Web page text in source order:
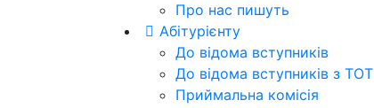
Про нас пишуть
Абітурієнту
До відома вступників
До відома вступників з ТОТ
Приймальна комісія